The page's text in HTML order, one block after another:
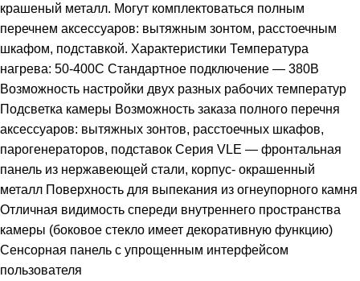
крашеный металл. Могут комплектоваться полным
перечнем аксессуаров: вытяжным зонтом, расстоечным
шкафом, подставкой. Характеристики Температура
нагрева: 50-400С Стандартное подключение — 380В
Возможность настройки двух разных рабочих температур
Подсветка камеры Возможность заказа полного перечня
аксессуаров: вытяжных зонтов, расстоечных шкафов,
парогенераторов, подставок Серия VLE — фронтальная
панель из нержавеющей стали, корпус- окрашенный
металл Поверхность для выпекания из огнеупорного камня
Отличная видимость спереди внутреннего пространства
камеры (боковое стекло имеет декоративную функцию)
Сенсорная панель с упрощенным интерфейсом
пользователя